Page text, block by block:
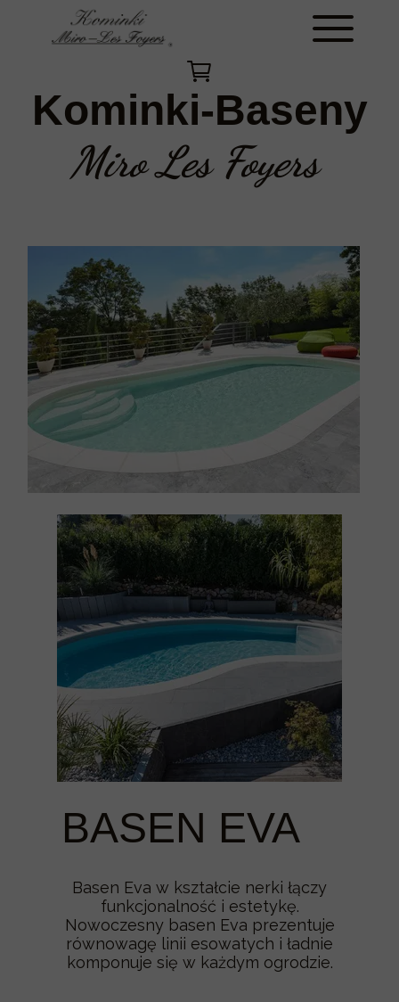
Kominki-Baseny
Miro Les Foyers
BASEN EVA
Basen Eva w kształcie nerki łączy
funkcjonalność i estetykę.
Nowoczesny basen Eva prezentuje
równowagę linii esowatych i ładnie
komponuje się w każdym ogrodzie.